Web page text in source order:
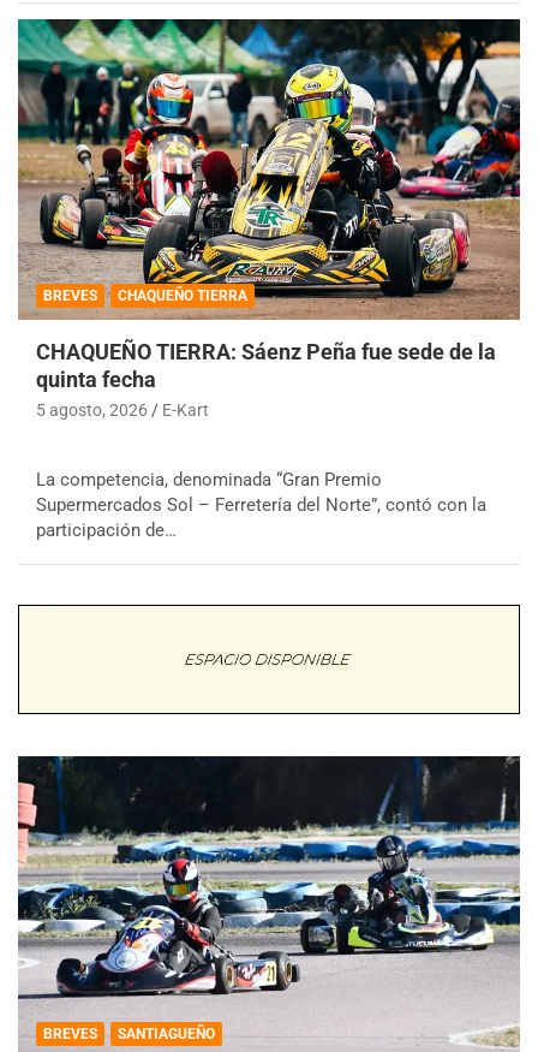
BREVES CHAQUEÑO TIERRA
CHAQUEÑO TIERRA: Sáenz Peña fue sede de la
quinta fecha
5 agosto, 2026 E-Kart
La competencia, denominada “Gran Premio
Supermercados Sol – Ferretería del Norte”, contó con la
participación de…
BREVES SANTIAGUEÑO